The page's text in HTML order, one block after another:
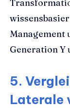
Management
Generation Y
5.
Laterale